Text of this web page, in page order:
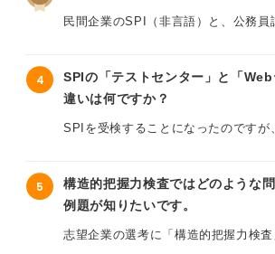
参して良いのでしょうか？ 当日の受
き注意点も教えてほしいです。
中途採用における玉手箱は、新卒採用
の、優先順位やコツを知りたいです。
はの視点が問われる可能性のある「性
ています。
社会人が玉手箱を短期間で攻略するた
スケジュールや、おすすめの対策教材
民間企業のSPI（非言語）と、公務員
公務員試験のテキストを解いていれば
るという話を聞きますが、SPI特有の
またWebテスティングやテストセンタ
4
SPIの「テストセンター」と「
違いは何ですか？
SPIを受検することになったのですが
特に出題範囲や問題の難易度に差があ
単に受検場所が違うだけなのかがわ
5
構造的把握力検査ではどのような問
例題が知りたいです。
志望企業の選考に「構造的把握力検査